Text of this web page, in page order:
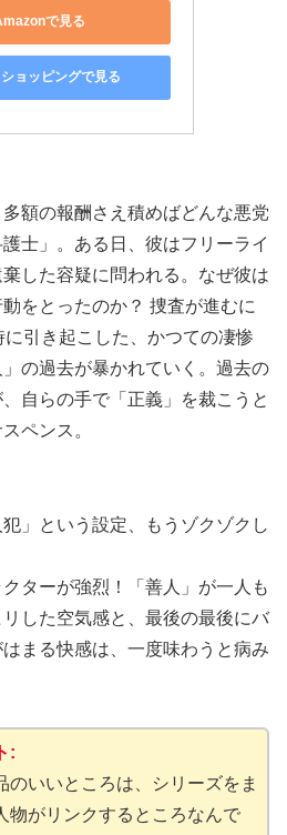
で見る
ョッピングで見る
額の報酬さえ積めばどんな悪党
士」。ある日、彼はフリーライ
した容疑に問われる。なぜ彼は
をとったのか？ 捜査が進むに
引き起こした、かつての凄惨
の過去が暴かれていく。過去の
自らの手で「正義」を裁こうと
ペンス。
犯」という設定、もうゾクゾクし
ターが強烈！「善人」が一人も
した空気感と、最後の最後にバ
まる快感は、一度味わうと病み
:
のいいところは、シリーズをま
物がリンクするところなんで